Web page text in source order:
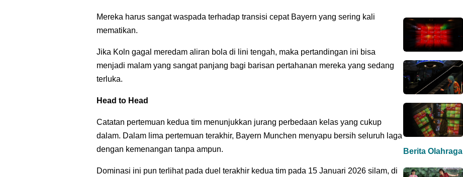
Mereka harus sangat waspada terhadap transisi cepat Bayern yang sering kali
mematikan.
Jika Koln gagal meredam aliran bola di lini tengah, maka pertandingan ini bisa
menjadi malam yang sangat panjang bagi barisan pertahanan mereka yang sedang
terluka.
Head to Head
Catatan pertemuan kedua tim menunjukkan jurang perbedaan kelas yang cukup
dalam. Dalam lima pertemuan terakhir, Bayern Munchen menyapu bersih seluruh laga
dengan kemenangan tanpa ampun.
Dominasi ini pun terlihat pada duel terakhir kedua tim pada 15 Januari 2026 silam, di
Berita Olahraga